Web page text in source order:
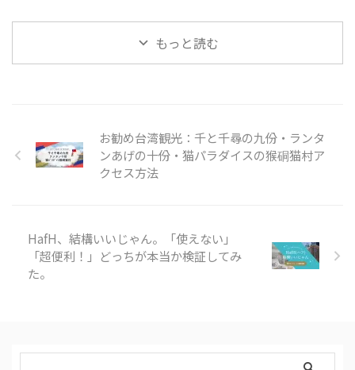
たが、簡単でした。ブログ。 悩
む時間がもったいなかったと思う
ています。 もし昔の私のように
躊躇している方が居たら、そっと
（いや、大胆に！）背中を押して
もっと読む
お勧め台湾観光：千と千尋の九份・ランタ
ンあげの十份・猫パラダイスの猴硐猫村ア
クセス方法
HafH、結構いいじゃん。「使えない」
「超便利！」どっちが本当か検証してみ
た。